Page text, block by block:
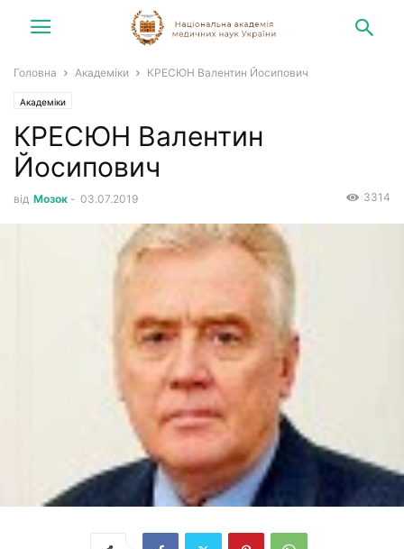
Головна Академіки КРЕСЮН Валентин Йосипович
Академіки
КРЕСЮН Валентин
Йосипович
від Мозок - 03.07.2019 3314